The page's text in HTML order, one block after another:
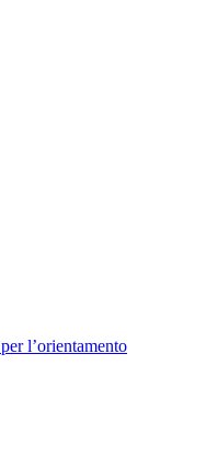
l’orientamento